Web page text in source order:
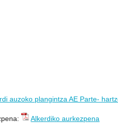
auzoko plangintza AE Parte-
Alkerdiko aurkezpena